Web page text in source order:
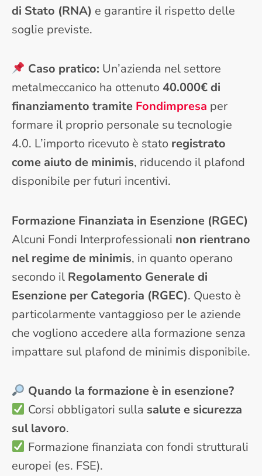
di Stato (RNA) e garantire il rispetto delle
soglie previste.
Caso pratico: Un’azienda nel settore
metalmeccanico ha ottenuto40.000€ di
finanziamento tramite Fondimpresa per
formare il proprio personale su tecnologie
4.0. L’importo ricevuto è stato registrato
come aiuto de minimis, riducendo il plafond
disponibile per futuri incentivi.
Formazione Finanziata in Esenzione (RGEC)
Alcuni Fondi Interprofessionali non rientrano
nel regime de minimis, in quanto operano
secondo il Regolamento Generale di
Esenzione per Categoria (RGEC). Questo è
particolarmente vantaggioso per le aziende
che vogliono accedere alla formazione senza
impattare sul plafond de minimis disponibile.
Quando la formazione è in esenzione?
Corsi obbligatori sulla salute e sicurezza
sul lavoro.
Formazione finanziata con fondi strutturali
europei (es. FSE).